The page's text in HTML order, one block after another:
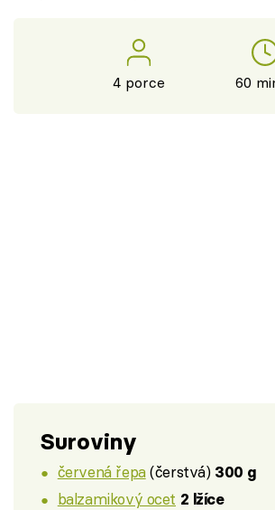
4 porce 60
Suroviny
červená řepa(čerstvá) 300 g
balzamikový ocet 2 lžíce